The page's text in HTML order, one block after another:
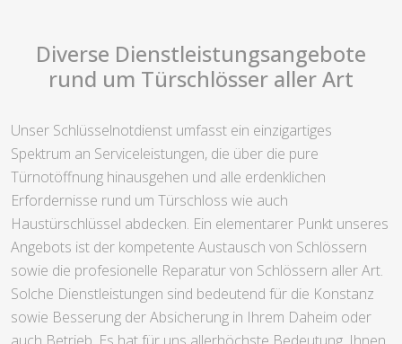
Diverse Dienstleistungsangebote
rund um Türschlösser aller Art
Unser Schlüsselnotdienst umfasst ein einzigartiges
Spektrum an Serviceleistungen, die über die pure
Türnotöffnung hinausgehen und alle erdenklichen
Erfordernisse rund um Türschloss wie auch
Haustürschlüssel abdecken. Ein elementarer Punkt unseres
Angebots ist der kompetente Austausch von Schlössern
sowie die profesionelle Reparatur von Schlössern aller Art.
Solche Dienstleistungen sind bedeutend für die Konstanz
sowie Besserung der Absicherung in Ihrem Daheim oder